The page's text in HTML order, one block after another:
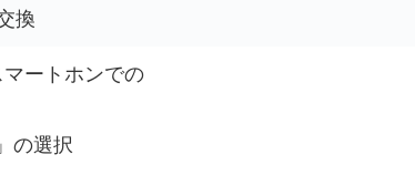
換
マートホンでの
の選択